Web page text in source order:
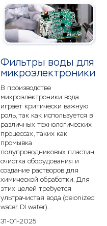
Фильтры воды для
микроэлектроники
В производстве
микроэлектроники вода
играет критически важную
роль, так как используется в
различных технологических
процессах, таких как
промывка
полупроводниковых пластин,
очистка оборудования и
создание растворов для
химической обработки. Для
этих целей требуется
ультрачистая вода (deionized
water, DI water)...
31-01-2025